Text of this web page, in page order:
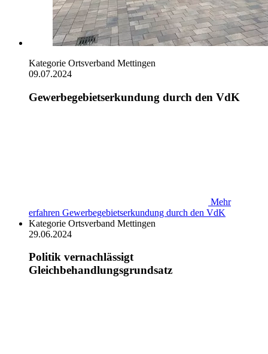
Kategorie Ortsverband Mettingen
09.07.2024
Gewerbegebietserkundung durch den VdK
Mehr
erfahren Gewerbegebietserkundung durch den VdK
Kategorie Ortsverband Mettingen
29.06.2024
Politik vernachlässigt
Gleichbehandlungsgrundsatz